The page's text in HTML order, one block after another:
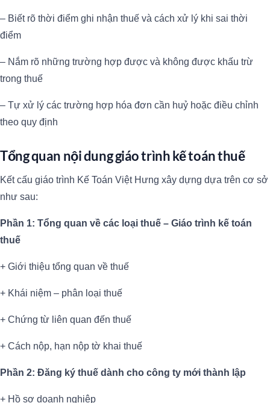
– Biết rõ thời điểm ghi nhận thuế và cách xử lý khi sai thời
điểm
– Nắm rõ những trường hợp được và không được khấu trừ
trong thuế
– Tự xử lý các trường hợp hóa đơn cần huỷ hoặc điều chỉnh
theo quy định
Tổng quan nội dung giáo trình kế toán thuế
Kết cấu giáo trình Kế Toán Việt Hưng xây dựng dựa trên cơ sở
như sau:
Phần 1: Tổng quan về các loại thuế – Giáo trình kế toán
thuế
+ Giới thiệu tổng quan về thuế
+ Khái niệm – phân loại thuế
+ Chứng từ liên quan đến thuế
+ Cách nộp, hạn nộp tờ khai thuế
Phần 2: Đăng ký thuế dành cho công ty mới thành lập
+ Hồ sơ doanh nghiệp